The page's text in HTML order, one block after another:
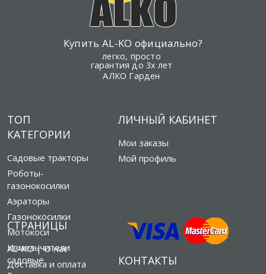
Купить AL-KO официально?
легко, просто
гарантия до 3х лет
АЛКО Гарден
ТОП
КАТЕГОРИИ
Садовые тракторы
Роботы-
газонокосилки
Аэраторы
Газонокосилки
Мотокоси
Измельчители
садовые
СТРАНИЦЫ
AL-KO | О нас
Доставка и оплата
ЛИЧНЫЙ КАБИНЕТ
Мои заказы
Мой профиль
КОНТАКТЫ